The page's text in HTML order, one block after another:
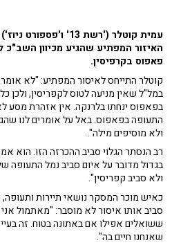
עמית קוטלר ('רשת 13'
האיזור המפתיע שהגיע מכיוון
פאפוס בקרפיסין.
קוטלר התייחס לאיסור המפתיע: "לא
במל"ל שאין מניעה לטוס לקפריסין, ולכן
בפאפוס ינחתו בלרנקה. אין אזהרת מסע
התעופה בפאפוס. באל על אומרים לנו
ולא מוסיפים מילה".
רב הנסתר הגלוי סביב ההכרזה הזו. הוא
בגדול מדובר על איום סביב נמל התעופה
ולא סביב קפריסין".
כאיש מוכר המסקר נושאי תיירות
סביב אותו איסור לא מוסבר: "מאתמול
ששואלים אפילו אם באתונה בטוח. זה
שאנחנו חיים בה".